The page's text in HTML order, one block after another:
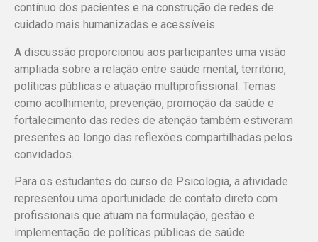
contínuo dos pacientes e na construção de redes de
cuidado mais humanizadas e acessíveis.
A discussão proporcionou aos participantes uma visão
ampliada sobre a relação entre saúde mental, território,
políticas públicas e atuação multiprofissional. Temas
como acolhimento, prevenção, promoção da saúde e
fortalecimento das redes de atenção também estiveram
presentes ao longo das reflexões compartilhadas pelos
convidados.
Para os estudantes do curso de Psicologia, a atividade
representou uma oportunidade de contato direto com
profissionais que atuam na formulação, gestão e
implementação de políticas públicas de saúde.